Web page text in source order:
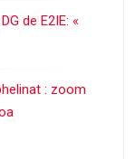
de E2IE: «
: zoom